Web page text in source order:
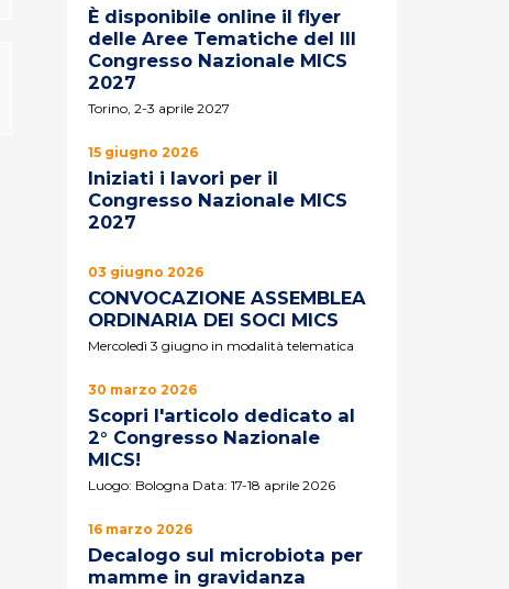
È disponibile online il flyer
delle Aree Tematiche del III
Congresso Nazionale MICS
2027
Torino, 2-3 aprile 2027
15 giugno 2026
Iniziati i lavori per il
Congresso Nazionale MICS
2027
03 giugno 2026
CONVOCAZIONE ASSEMBLEA
ORDINARIA DEI SOCI MICS
Mercoledì 3 giugno in modalità telematica
30 marzo 2026
Scopri l'articolo dedicato al
2° Congresso Nazionale
MICS!
Luogo: Bologna Data: 17-18 aprile 2026
16 marzo 2026
Decalogo sul microbiota per
mamme in gravidanza